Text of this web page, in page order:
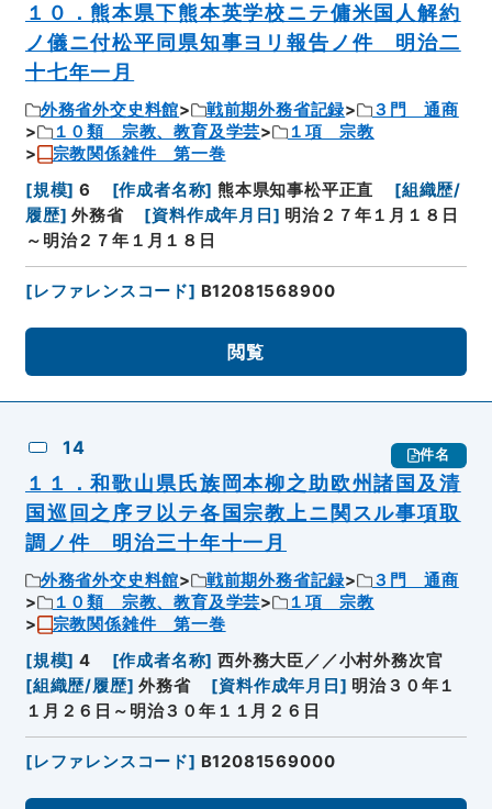
１０．熊本県下熊本英学校ニテ傭米国人解約
ノ儀ニ付松平同県知事ヨリ報告ノ件 明治二
十七年一月
外務省外交史料館 戦前期外務省記録
３門 通商
１０類 宗教、教育及学芸
１項 宗教
宗教関係雑件 第一巻
[規模] 6 [作成者名称] 熊本県知事松平正直 [組織歴/
履歴] 外務省 [資料作成年月日 ] 明治２７年１月１８日
～明治２７年１月１８日
[レファレンスコード] B12081568900
閲覧
14 件名
１１．和歌山県氏族岡本柳之助欧州諸国及清
国巡回之序ヲ以テ各国宗教上ニ関スル事項取
調ノ件 明治三十年十一月
外務省外交史料館 戦前期外務省記録
３門 通商
１０類 宗教、教育及学芸
１項 宗教
宗教関係雑件 第一巻
[規模] 4 [作成者名称] 西外務大臣／／小村外務次官
[組織歴/履歴] 外務省 [資料作成年月日 ] 明治３０年１
１月２６日～明治３０年１１月２６日
[レファレンスコード] B12081569000